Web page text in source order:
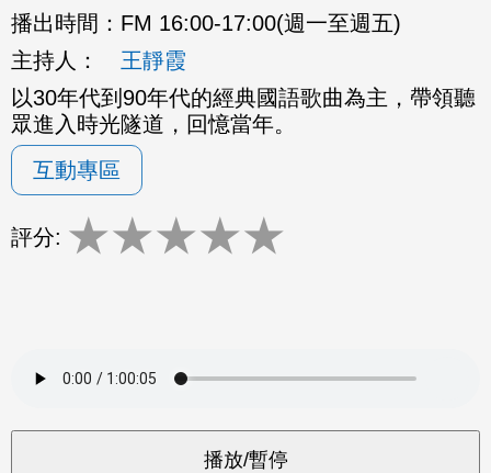
播出時間： FM 16:00-17:00(週一至週五)
主持人：
王靜霞
以30年代到90年代的經典國語歌曲為主，帶領聽
眾進入時光隧道，回憶當年。
互動專區
評分: ★★★★★